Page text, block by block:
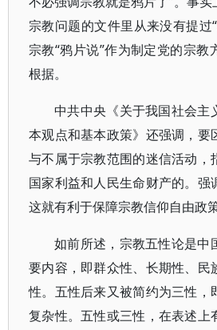
宗教问题的文件里从来没有提过
宗教“鸦片说”作为制定党的宗教
根据。
中共中央《关于我国社会主
本观点和基本政策》还强调，要
与不属于宗教范围的迷信活动，
国家利益和人民生命财产的。强
这就有利于保障宗教信仰自由政
如前所述，宗教五性论是中
要内容，即群众性、长期性、民
性。五性后来又被简约为三性，
复杂性。五性或三性，在表述上